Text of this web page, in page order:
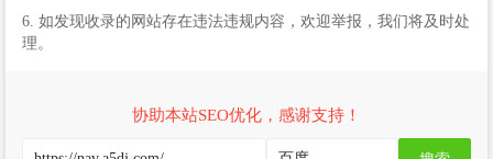
6. 如发现收录的网站存在违法违规内容，欢迎举报，我们将及时处
理。
协助本站SEO优化，感谢支持！